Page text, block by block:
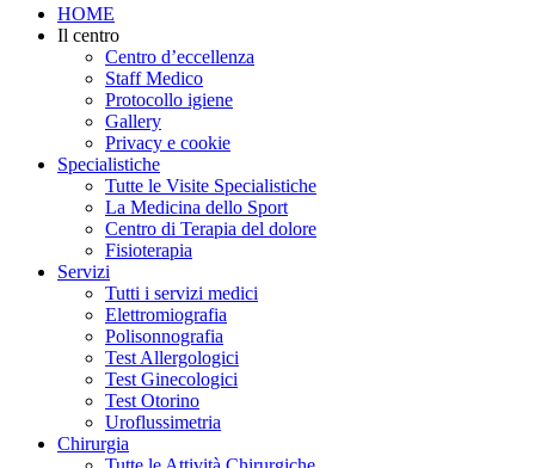
Close
Menu
HOME
Il centro
Centro d’eccellenza
Staff Medico
Protocollo igiene
Gallery
Privacy e cookie
Specialistiche
Tutte le Visite Specialistiche
La Medicina dello Sport
Centro di Terapia del dolore
Fisioterapia
Servizi
Tutti i servizi medici
Elettromiografia
Polisonnografia
Test Allergologici
Test Ginecologici
Test Otorino
Uroflussimetria
Chirurgia